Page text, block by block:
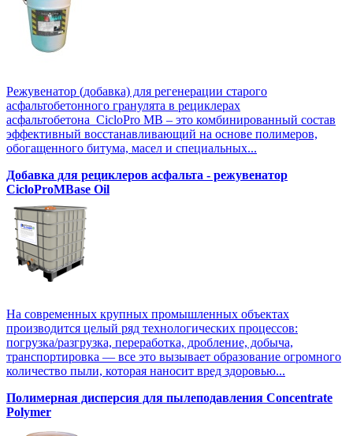
Режувенатор (добавка) для регенерации старого
асфальтобетонного гранулята в рециклерах
асфальтобетона CicloPro MB – это комбинированный состав
эффективный восстанавливающий на основе полимеров,
обогащенного битума, масел и специальных...
Добавка для рециклеров асфальта - режувенатор
CicloProMBase Oil
На современных крупных промышленных объектах
производится целый ряд технологических процессов:
погрузка/разгрузка, переработка, дробление, добыча,
транспортировка — все это вызывает образование огромного
количество пыли, которая наносит вред здоровью...
Полимерная дисперсия для пылеподавления Concentrate
Polymer